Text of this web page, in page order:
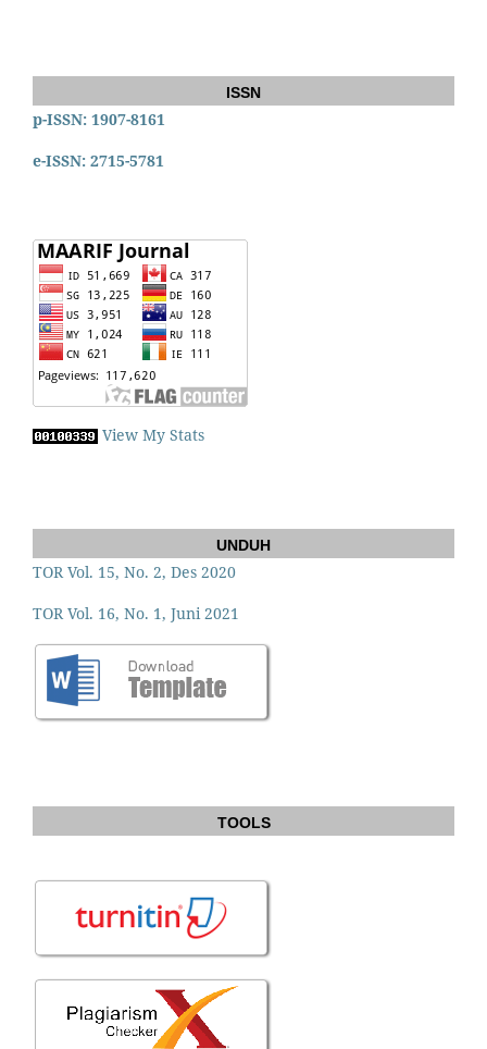
ISSN
p-ISSN: 1907-8161
e-ISSN: 2715-5781
View My Stats
UNDUH
TOR Vol. 15, No. 2, Des 2020
TOR Vol. 16, No. 1, Juni 2021
TOOLS